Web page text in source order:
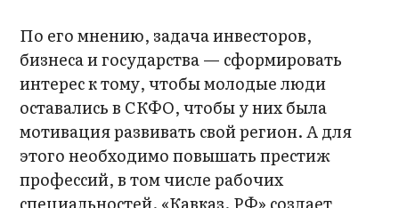
По его мнению, задача инвесторов,
бизнеса и государства — сформировать
интерес к тому, чтобы молодые люди
оставались в СКФО, чтобы у них была
мотивация развивать свой регион. А для
этого необходимо повышать престиж
профессий, в том числе рабочих
специальностей. «Кавказ. РФ» создает